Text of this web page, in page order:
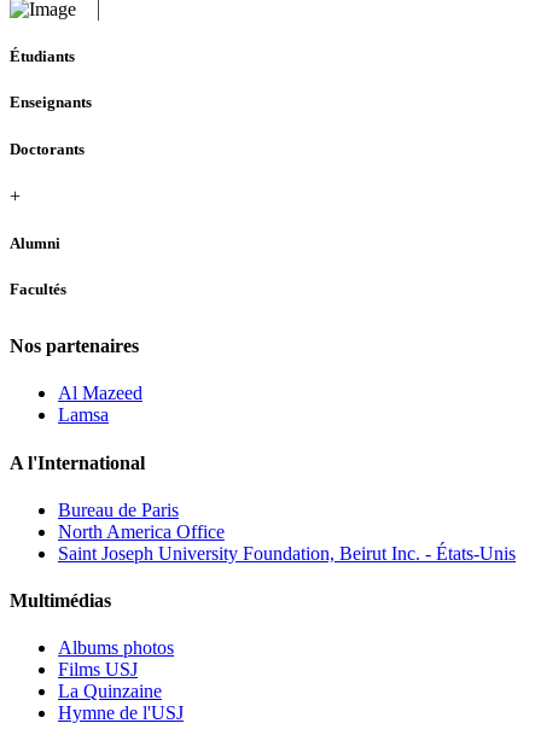
Étudiants
Enseignants
Doctorants
+
Alumni
Facultés
Nos partenaires
Al Mazeed
Lamsa
A l'International
Bureau de Paris
North America Office
Saint Joseph University Foundation, Beirut Inc. - États-Unis
Multimédias
Albums photos
Films USJ
La Quinzaine
Hymne de l'USJ